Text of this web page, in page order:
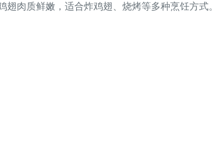
肉质鲜嫩，适合炸鸡翅、烧烤等多种烹饪方式。